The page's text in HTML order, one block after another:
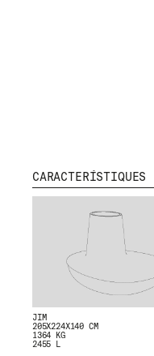
CARACTERÍSTIQUES
JIM
205X224X140 CM
1364 KG
2455 L